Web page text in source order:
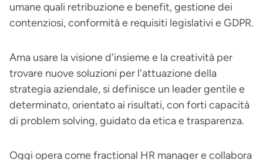
umane quali retribuzione e benefit, gestione dei
contenziosi, conformità e requisiti legislativi e GDPR.
Ama usare la visione d'insieme e la creatività per
trovare nuove soluzioni per l'attuazione della
strategia aziendale, si definisce un leader gentile e
determinato, orientato ai risultati, con forti capacità
di problem solving, guidato da etica e trasparenza.
Oggi opera come fractional HR manager e collabora